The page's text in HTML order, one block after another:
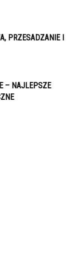
PRZESADZANIE I
– NAJLEPSZE